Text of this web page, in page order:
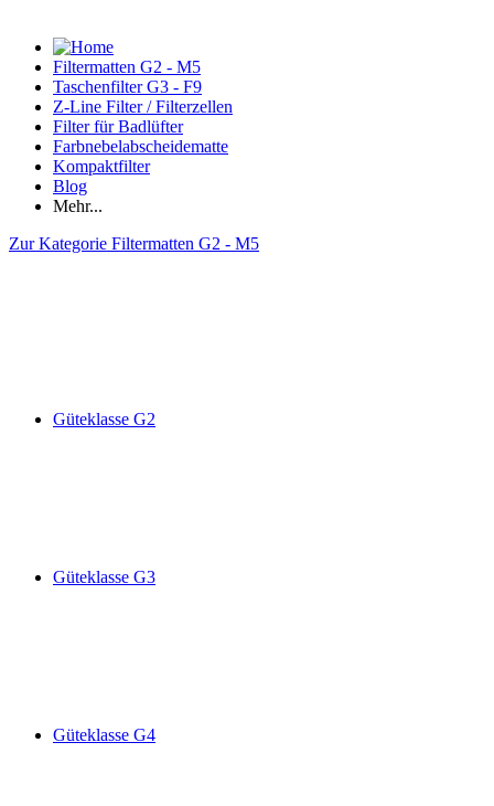
Filtermatten G2 - M5
Taschenfilter G3 - F9
Z-Line Filter / Filterzellen
Filter für Badlüfter
Farbnebelabscheidematte
Kompaktfilter
Blog
Mehr...
Zur Kategorie Filtermatten G2 - M5
Güteklasse G2
Güteklasse G3
Güteklasse G4